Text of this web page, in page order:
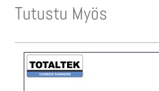
Tutustu Myös